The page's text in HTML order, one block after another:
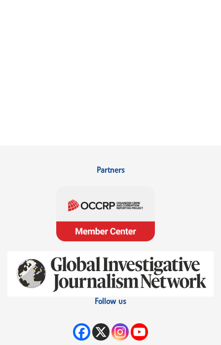
Partners
Follow us